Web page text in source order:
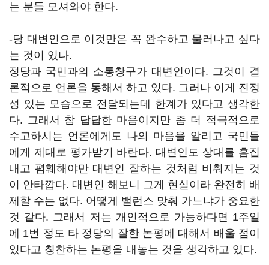
는 분들 모셔와야 한다.
-당 대변인으로 이것만은 꼭 완수하고 물러나고 싶다
는 것이 있나.
정당과 국민과의 소통창구가 대변인이다. 그것이 결
론적으로 언론을 통해서 하고 있다. 그러나 이게 진정
성 있는 모습으로 전달되는데 한계가 있다고 생각한
다. 그래서 참 답답한 마음이지만 좀 더 적극적으로
수고하시는 언론에게도 나의 마음을 알리고 국민들
에게 제대로 평가받기 바란다. 대변인도 상대를 흠집
내고 폄훼해야만 대변인 잘하는 것처럼 비춰지는 것
이 안타깝다. 대변인 해보니 그게 현실이라 완전히 배
제할 수는 없다. 어떻게 밸런스 맞춰 가느냐가 중요한
것 같다. 그래서 저는 개인적으로 가능하다면 1주일
에 1번 정도 타 정당의 잘한 논평에 대해서 배울 점이
있다고 칭찬하는 논평을 내놓는 것을 생각하고 있다.